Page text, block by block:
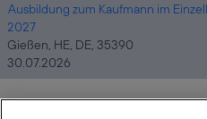
Ausbildung zum Kaufmann im
2027
Gießen, HE, DE, 35390
30.07.2026